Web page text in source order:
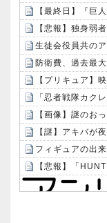
生徒会役員共の
「忍者戦隊カク
【画像】謎のお
フィギュアの出